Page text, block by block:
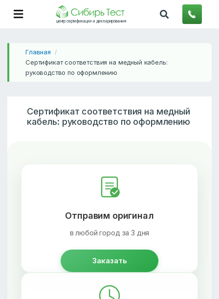
центр сертификации и декларирования
Главная /
Сертификат соответствия на медный кабель:
руководство по оформлению
Сертификат соответствия на медный
кабель: руководство по оформлению
Отправим оригинал
в любой город за 3 дня
Заказать